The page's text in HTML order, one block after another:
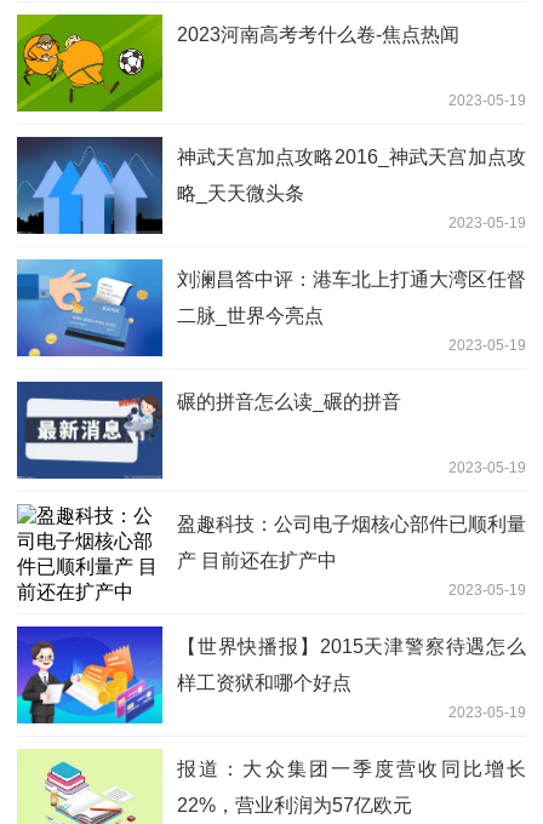
2023河南高考考什么卷-焦点热闻
2023-05-19
神武天宫加点攻略2016_神武天宫加点攻
略_天天微头条
2023-05-19
刘澜昌答中评：港车北上打通大湾区任督
二脉_世界今亮点
2023-05-19
碾的拼音怎么读_碾的拼音
2023-05-19
盈趣科技：公司电子烟核心部件已顺利量
产 目前还在扩产中
2023-05-19
【世界快播报】2015天津警察待遇怎么
样工资狱和哪个好点
2023-05-19
报道：大众集团一季度营收同比增长
22%，营业利润为57亿欧元